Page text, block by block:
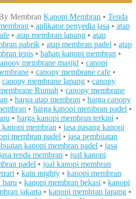
Membran Kanopi Membran • Tenda
• aplikator penyedia jasa • atap
• atap membran lapang • atap
pabrik • atap membran padel • atap
tenis • bahan kanopi membran •
membrane masjid • canopi
• canopy membrane cafe •
canopy membrane lapang • canopy
Rumah • canopy membrane
• harga atap membran • harga canopy
• harga kanopi membran padel •
• harga kanopi membran terkini •
kanopi membran • jasa pasang kanopi
membran padel • jasa pembuatan
kanopi membran padel • jasa
tenda membran • jual kanopi
padel • jual kanopi membran
• kain mighty • kanopi membran
baru • kanopi membran bekasi • kanopi
jakarta • kanopi membran lapang •